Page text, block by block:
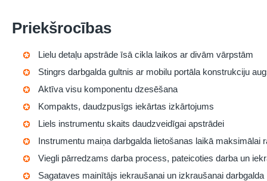
Priekšrocības
Lielu detaļu apstrāde īsā cikla laikos ar divām vārpstām
Stingrs darbgalda gultnis ar mobilu portāla konstrukciju
Aktīva visu komponentu dzesēšana
Kompakts, daudzpusīgs iekārtas izkārtojums
Liels instrumentu skaits daudzveidīgai apstrādei
Instrumentu maiņa darbgalda lietošanas laikā maksimālai
Viegli pārredzams darba process, pateicoties darba un
Sagataves mainītājs iekraušanai un izkraušanai darbgalda